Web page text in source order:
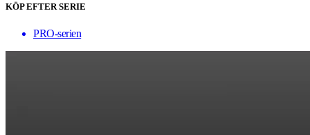
KÖP EFTER SERIE
PRO-serien